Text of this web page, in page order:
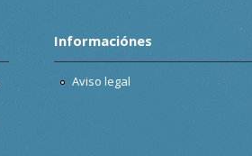
Informaciónes
Aviso legal